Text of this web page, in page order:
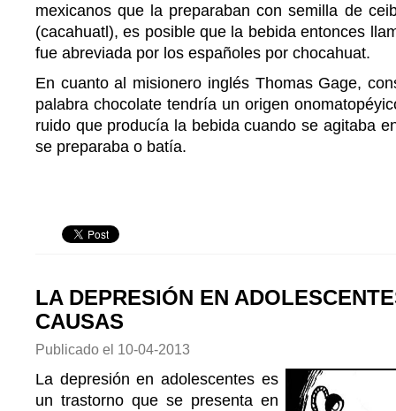
mexicanos que la preparaban con semilla de
(cacahuatl), es posible que la bebida entonces
fue abreviada por los españoles por chocahuat.
En cuanto al misionero inglés Thomas Gage,
palabra chocolate tendría un origen
ruido que producía la bebida cuando se agitaba
se preparaba o batía.
LA DEPRESIÓN EN
CAUSAS
Publicado el 10-04-2013
La depresión en adolescentes es
un trastorno que se presenta en